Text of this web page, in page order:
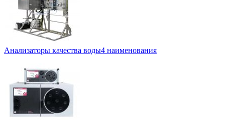
Анализаторы качества воды4 наименования